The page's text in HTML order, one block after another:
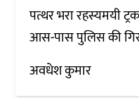
पत्थर भरा रहस्यमयी
आस-पास पुलिस की
अवधेश कुमार